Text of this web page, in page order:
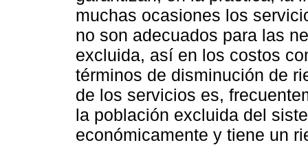
muchas ocasiones los
no son adecuados para las
excluida, así en los costos
términos de disminución de
de los servicios es,
la población excluida del
económicamente y tiene un